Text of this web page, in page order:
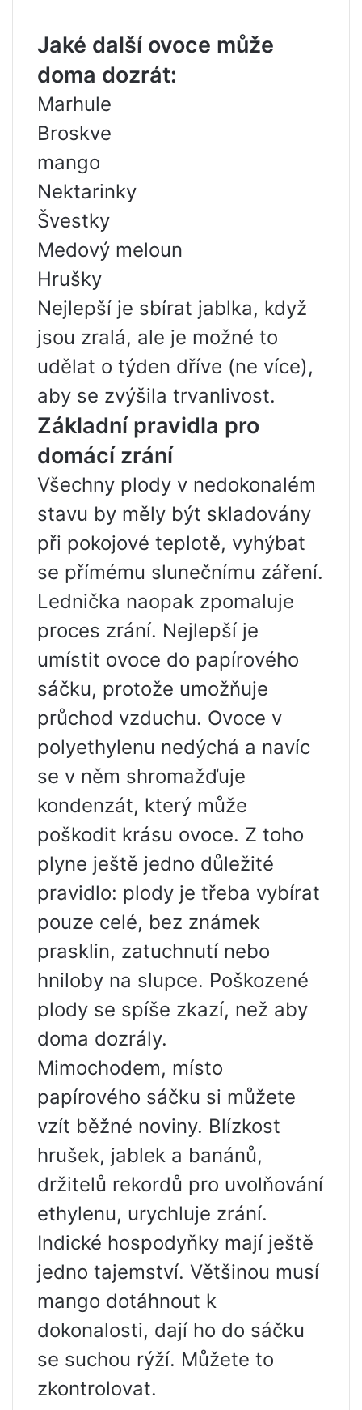
Jaké další ovoce může
doma dozrát:
Marhule
Broskve
mango
Nektarinky
Švestky
Medový meloun
Hrušky
Nejlepší je sbírat jablka, když
jsou zralá, ale je možné to
udělat o týden dříve (ne více),
aby se zvýšila trvanlivost.
Základní pravidla pro
domácí zrání
Všechny plody v nedokonalém
stavu by měly být skladovány
při pokojové teplotě, vyhýbat
se přímému slunečnímu záření.
Lednička naopak zpomaluje
proces zrání. Nejlepší je
umístit ovoce do papírového
sáčku, protože umožňuje
průchod vzduchu. Ovoce v
polyethylenu nedýchá a navíc
se v něm shromažďuje
kondenzát, který může
poškodit krásu ovoce. Z toho
plyne ještě jedno důležité
pravidlo: plody je třeba vybírat
pouze celé, bez známek
prasklin, zatuchnutí nebo
hniloby na slupce. Poškozené
plody se spíše zkazí, než aby
doma dozrály.
Mimochodem, místo
papírového sáčku si můžete
vzít běžné noviny. Blízkost
hrušek, jablek a banánů,
držitelů rekordů pro uvolňování
ethylenu, urychluje zrání.
Indické hospodyňky mají ještě
jedno tajemství. Většinou musí
mango dotáhnout k
dokonalosti, dají ho do sáčku
se suchou rýží. Můžete to
zkontrolovat.